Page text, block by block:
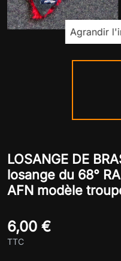
LOSANGE DE
losange du 68°
AFN modèle
6,00 €
TTC